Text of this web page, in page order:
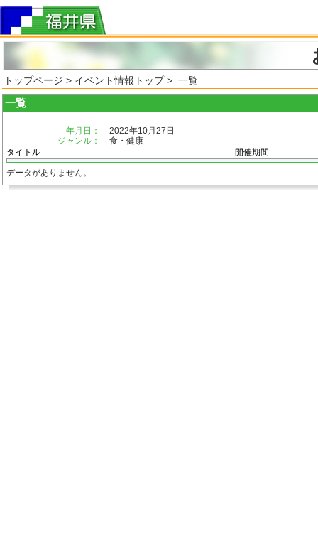
トップページ > イベント情報トップ> 一覧
一覧
年月日：
2022年10月27日
ジャンル：
食・健康
タイトル
開催期間
データがありません。